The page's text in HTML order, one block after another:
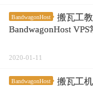
BandwagonHost
搬瓦工
BandwagonHost VPS
2020-01-11
BandwagonHost
搬瓦工